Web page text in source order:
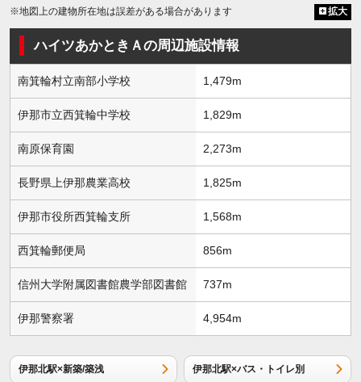
※地図上の建物所在地は誤差がある場合があります 拡大
ハイツあかときＡの周辺施設情報
南箕輪村立南部小学校 1,479m
伊那市立西箕輪中学校 1,829m
南原保育園 2,273m
長野県上伊那農業高校 1,825m
伊那市役所西箕輪支所 1,568m
西箕輪郵便局 856m
信州大学附属図書館農学部図書館 737m
伊那警察署 4,954m
伊那北駅×新築/築浅 伊那北駅×バス・トイレ別